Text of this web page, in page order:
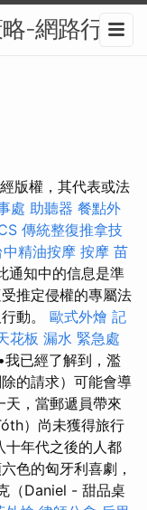
-網路行銷
版權，其代表或法
處 助聽器 餐點外
傳統整復推拿技
中精油按摩 按摩 苗
通知中的信息是準
推定侵權的專屬法
動。 歐式外燴 記
花板 漏水 緊急處
•我已經了解到，濫
的請求）可能會導
，當郵遞員帶來
）尚未獲得旅行
十年代之後的人都
色的匈牙利喜劇，
（Daniel - 甜品桌